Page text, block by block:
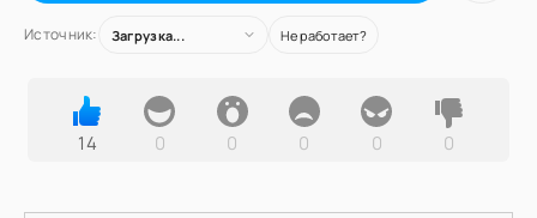
Источник: Загрузка... Не работает?
14 0 0 0 0 0